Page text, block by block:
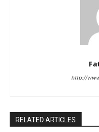
http://
RELATED ARTICLES